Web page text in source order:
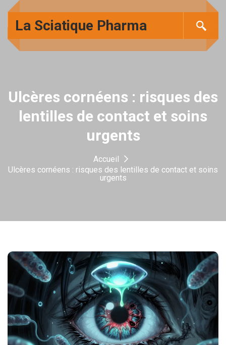
La Sciatique Pharma
Ulcères cornéens : risques des
lentilles de contact et soins
urgents
Accueil
Ulcères cornéens : risques des lentilles de contact et soins
urgents